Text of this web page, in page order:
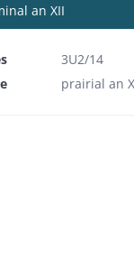
an XII
3U2/14
prairial an